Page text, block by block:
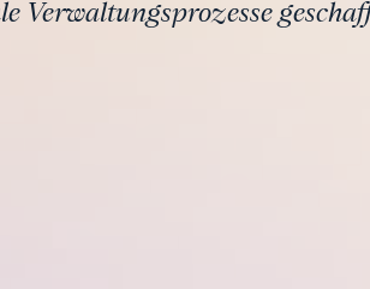
Verwaltungsprozesse